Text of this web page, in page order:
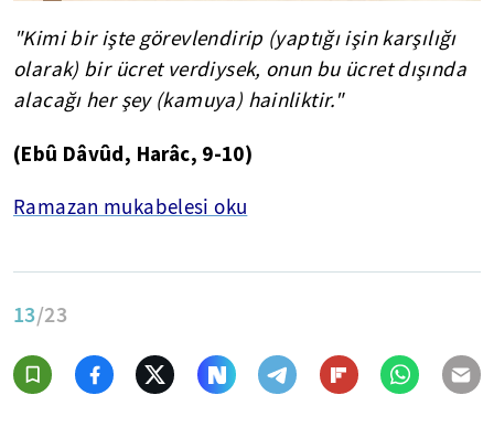
"Kimi bir işte görevlendirip (yaptığı işin karşılığı
olarak) bir ücret verdiysek, onun bu ücret dışında
alacağı her şey (kamuya) hainliktir."
(Ebû Dâvûd, Harâc, 9-10)
Ramazan mukabelesi oku
13/23